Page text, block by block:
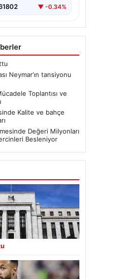
▼ -0.34%
Neymar’ın tansiyonu
Toplantısı ve
Kalite ve bahçe
Değeri Milyonları
Besleniyor